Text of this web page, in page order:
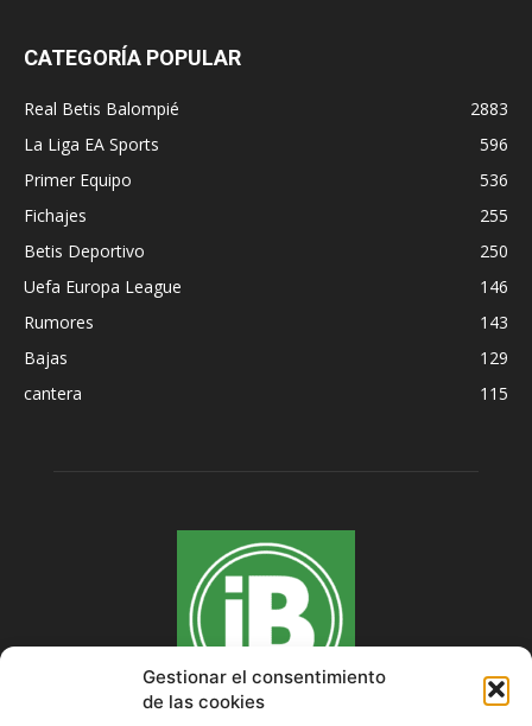
Gestionar el consentimiento
de las cookies
CATEGORÍA POPULAR
Real Betis Balompié
2883
La Liga EA Sports
596
Primer Equipo
536
Fichajes
255
Betis Deportivo
250
Uefa Europa League
146
Rumores
143
Bajas
129
cantera
115